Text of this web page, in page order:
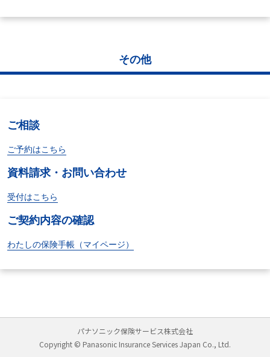
その他
ご相談
ご予約はこちら
資料請求・お問い合わせ
受付はこちら
ご契約内容の確認
わたしの保険手帳（マイページ）
パナソニック保険サービス株式会社
Copyright © Panasonic Insurance Services Japan Co., Ltd.